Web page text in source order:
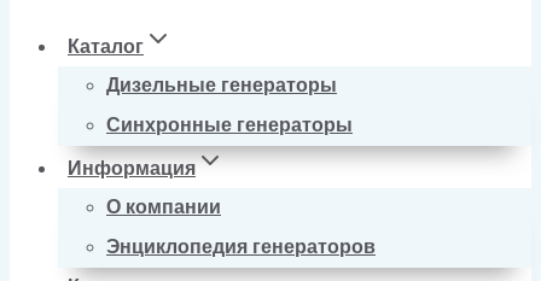
Каталог
Дизельные генераторы
Синхронные генераторы
Информация
О компании
Энциклопедия генераторов